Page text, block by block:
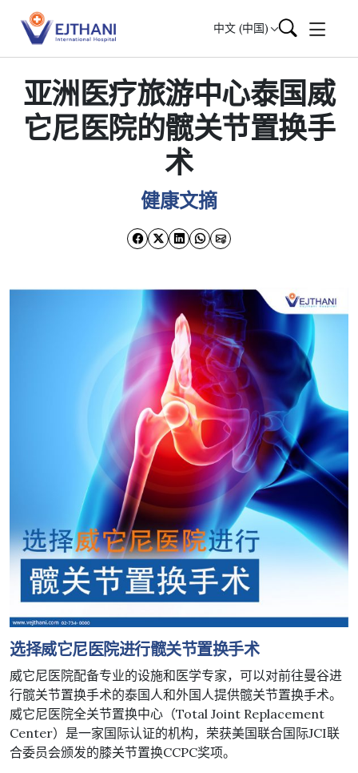
Skip to content
中文 (中国)
亚洲医疗旅游中心泰国威
它尼医院的髋关节置换手
术
健康文摘
选择威它尼医院进行髋关节置换手术
威它尼医院配备专业的设施和医学专家，可以对前往曼谷进
行髋关节置换手术的泰国人和外国人提供髋关节置换手术。
威它尼医院全关节置换中心（Total Joint Replacement
Center）是一家国际认证的机构，荣获美国联合国际JCI联
合委员会颁发的膝关节置换CCPC奖项。